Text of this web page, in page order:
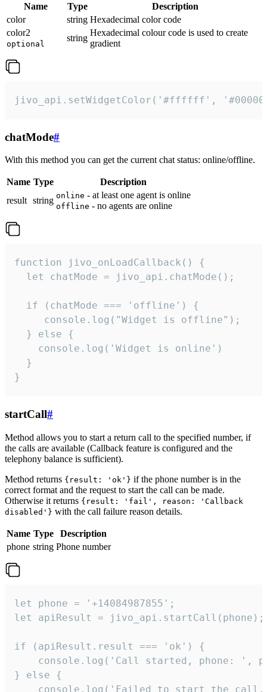
Name Type
Description
color
string Hexadecimal color code
color2
optional
string
Hexadecimal colour code is used to create
gradient
jivo_api.setWidgetColor('#ffffff',
chatMode#
With this method you can get the current chat status: online/offline.
Name Type
Description
result string online - at least one agent is online
offline - no agents are online
function jivo_onLoadCallback() {
  let chatMode = jivo_api.chatMode();
  if (chatMode === 'offline') {
     console.log("Widget is offline");
  } else {
    console.log('Widget is online')
  }
}
startCall#
Method allows you to start a return call to the specified number, if
the calls are available (Callback feature is configured and the
telephony balance is sufficient).
Method returns {result: 'ok'} if the phone number is in the
correct format and the request to start the call can be made.
Otherwise it returns {result: 'fail', reason: 'Callback
disabled'} with the call failure reason details.
Name Type
Description
phone string Phone number
let phone = '+14084987855';
let apiResult = jivo_api.startCall(phone);
if (apiResult.result === 'ok') {
console.log('Call started, phone: ',
} else {
console.log('Failed to start the